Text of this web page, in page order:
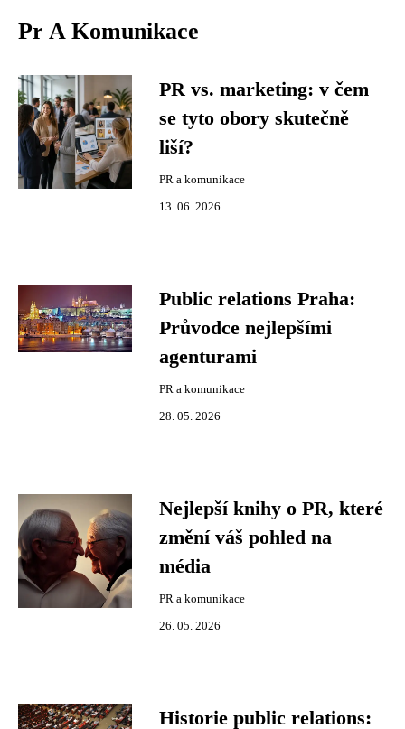
Pr A Komunikace
PR vs. marketing: v čem
se tyto obory skutečně
liší?
PR a komunikace
13. 06. 2026
Public relations Praha:
Průvodce nejlepšími
agenturami
PR a komunikace
28. 05. 2026
Nejlepší knihy o PR, které
změní váš pohled na
média
PR a komunikace
26. 05. 2026
Historie public relations: